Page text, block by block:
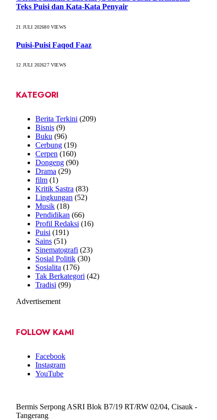
Teks Puisi dan Kata-Kata Penyair
21 JULI 202680VIEWS
Puisi-Puisi Faqod Faaz
12 JULI 202627VIEWS
KATEGORI
Berita Terkini (209)
Bisnis (9)
Buku (96)
Cerbung (19)
Cerpen (160)
Dongeng (90)
Drama (29)
film (1)
Kritik Sastra (83)
Lingkungan (52)
Musik (18)
Pendidikan (66)
Profil Redaksi (16)
Puisi (191)
Sains (51)
Sinematografi (23)
Sosial Politik (30)
Sosialita (176)
Tak Berkategori (42)
Tradisi (99)
Advertisement
FOLLOW KAMI
Facebook
Instagram
YouTube
Bermis Serpong ASRI Blok B7/19 RT/RW 02/04, Cisauk -
Tangerang